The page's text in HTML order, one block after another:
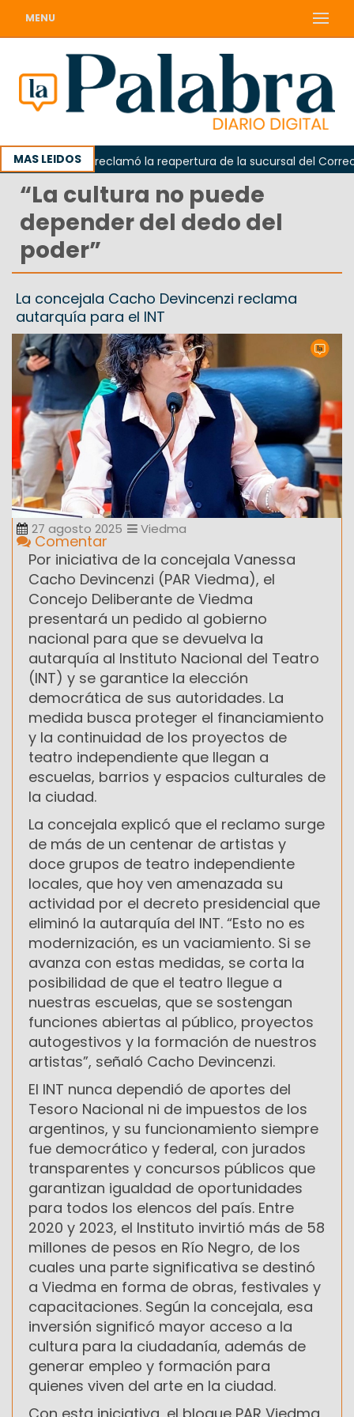
MENU
MAS LEIDOS
Odarda reclamó la reapertura de la sucursal del Correo
“La cultura no puede
depender del dedo del
poder”
La concejala Cacho Devincenzi reclama
autarquía para el INT
27 agosto 2025 Viedma
Comentar
Por iniciativa de la concejala Vanessa
Cacho Devincenzi (PAR Viedma), el
Concejo Deliberante de Viedma
presentará un pedido al gobierno
nacional para que se devuelva la
autarquía al Instituto Nacional del Teatro
(INT) y se garantice la elección
democrática de sus autoridades. La
medida busca proteger el financiamiento
y la continuidad de los proyectos de
teatro independiente que llegan a
escuelas, barrios y espacios culturales de
la ciudad.
La concejala explicó que el reclamo surge
de más de un centenar de artistas y
doce grupos de teatro independiente
locales, que hoy ven amenazada su
actividad por el decreto presidencial que
eliminó la autarquía del INT. “Esto no es
modernización, es un vaciamiento. Si se
avanza con estas medidas, se corta la
posibilidad de que el teatro llegue a
nuestras escuelas, que se sostengan
funciones abiertas al público, proyectos
autogestivos y la formación de nuestros
artistas”, señaló Cacho Devincenzi.
El INT nunca dependió de aportes del
Tesoro Nacional ni de impuestos de los
argentinos, y su funcionamiento siempre
fue democrático y federal, con jurados
transparentes y concursos públicos que
garantizan igualdad de oportunidades
para todos los elencos del país. Entre
2020 y 2023, el Instituto invirtió más de 58
millones de pesos en Río Negro, de los
cuales una parte significativa se destinó
a Viedma en forma de obras, festivales y
capacitaciones. Según la concejala, esa
inversión significó mayor acceso a la
cultura para la ciudadanía, además de
generar empleo y formación para
quienes viven del arte en la ciudad.